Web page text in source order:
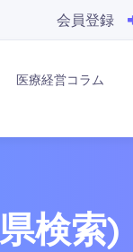
会員登録
医療経営コラム
検索)